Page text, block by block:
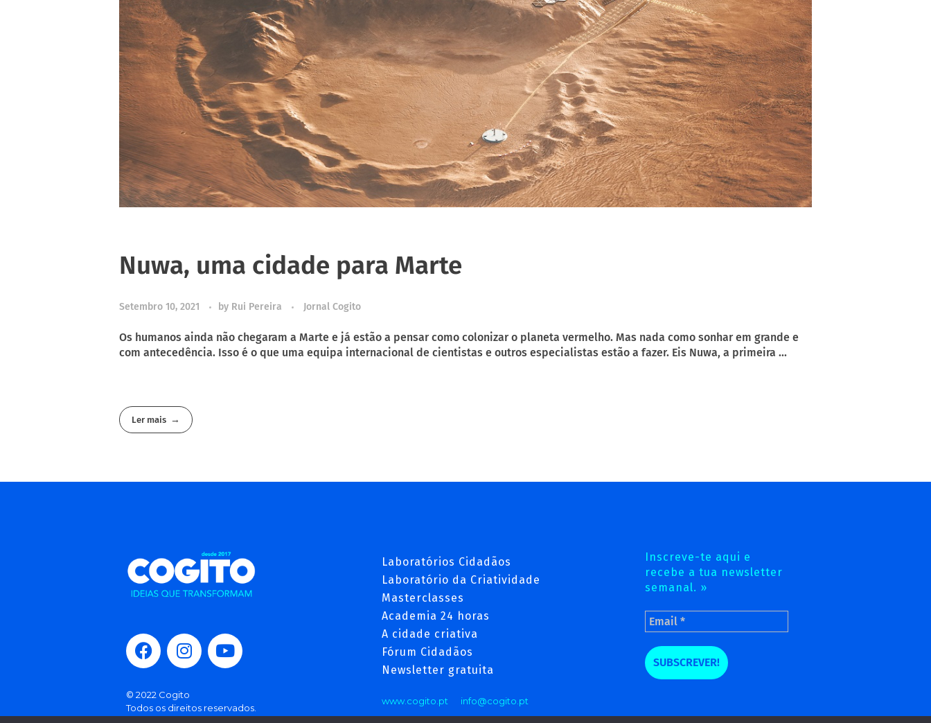
Nuwa, uma cidade para Marte
Setembro 10, 2021 by Rui Pereira Jornal Cogito
Os humanos ainda não chegaram a Marte e já estão a pensar como colonizar o planeta vermelho. Mas nada como sonhar em grande e
com antecedência. Isso é o que uma equipa internacional de cientistas e outros especialistas estão a fazer. Eis Nuwa, a primeira ...
Ler mais
© 2022 Cogito
Todos os direitos reservados.
Laboratórios Cidadãos
Laboratório da Criatividade
Masterclasses
Academia 24 horas
A cidade criativa
Fórum Cidadãos
Newsletter gratuita
www.cogito.pt info@cogito.pt
Inscreve-te aqui e
recebe a tua newsletter
semanal. »